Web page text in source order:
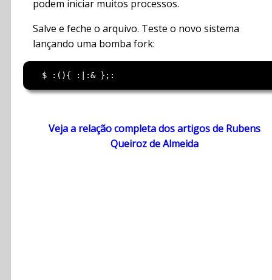
podem iniciar muitos processos.
Salve e feche o arquivo. Teste o novo sistema
lançando uma bomba fork:
Veja a relação completa dos artigos de Rubens
Queiroz de Almeida